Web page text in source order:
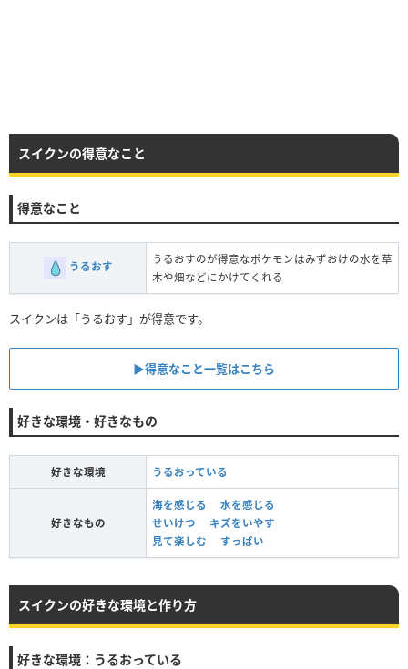
スイクンの得意なこと
得意なこと
うるおす
うるおすのが得意なポケモンはみずおけの水を草
木や畑などにかけてくれる
スイクンは「うるおす」が得意です。
▶︎得意なこと一覧はこちら
好きな環境・好きなもの
好きな環境 うるおっている
好きなもの
海を感じる
水を感じる
せいけつ
キズをいやす
見て楽しむ
すっぱい
スイクンの好きな環境と作り方
好きな環境：うるおっている